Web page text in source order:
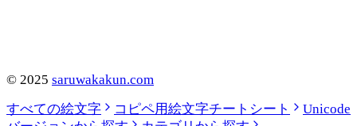
© 2025 saruwakakun.com
すべての絵文字
コピペ用絵文字チートシート
Unicode